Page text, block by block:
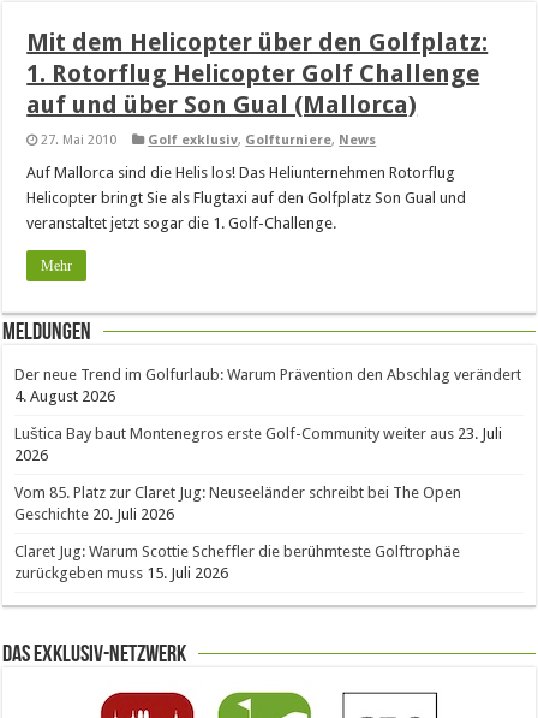
Mit dem Helicopter über den Golfplatz:
1. Rotorflug Helicopter Golf Challenge
auf und über Son Gual (Mallorca)
27. Mai 2010 Golf exklusiv, Golfturniere, News
Auf Mallorca sind die Helis los! Das Heliunternehmen Rotorflug
Helicopter bringt Sie als Flugtaxi auf den Golfplatz Son Gual und
veranstaltet jetzt sogar die 1. Golf-Challenge.
Mehr
Meldungen
Der neue Trend im Golfurlaub: Warum Prävention den Abschlag verändert
4. August 2026
Luštica Bay baut Montenegros erste Golf-Community weiter aus 23. Juli
2026
Vom 85. Platz zur Claret Jug: Neuseeländer schreibt bei The Open
Geschichte 20. Juli 2026
Claret Jug: Warum Scottie Scheffler die berühmteste Golftrophäe
zurückgeben muss 15. Juli 2026
Das Exklusiv-Netzwerk